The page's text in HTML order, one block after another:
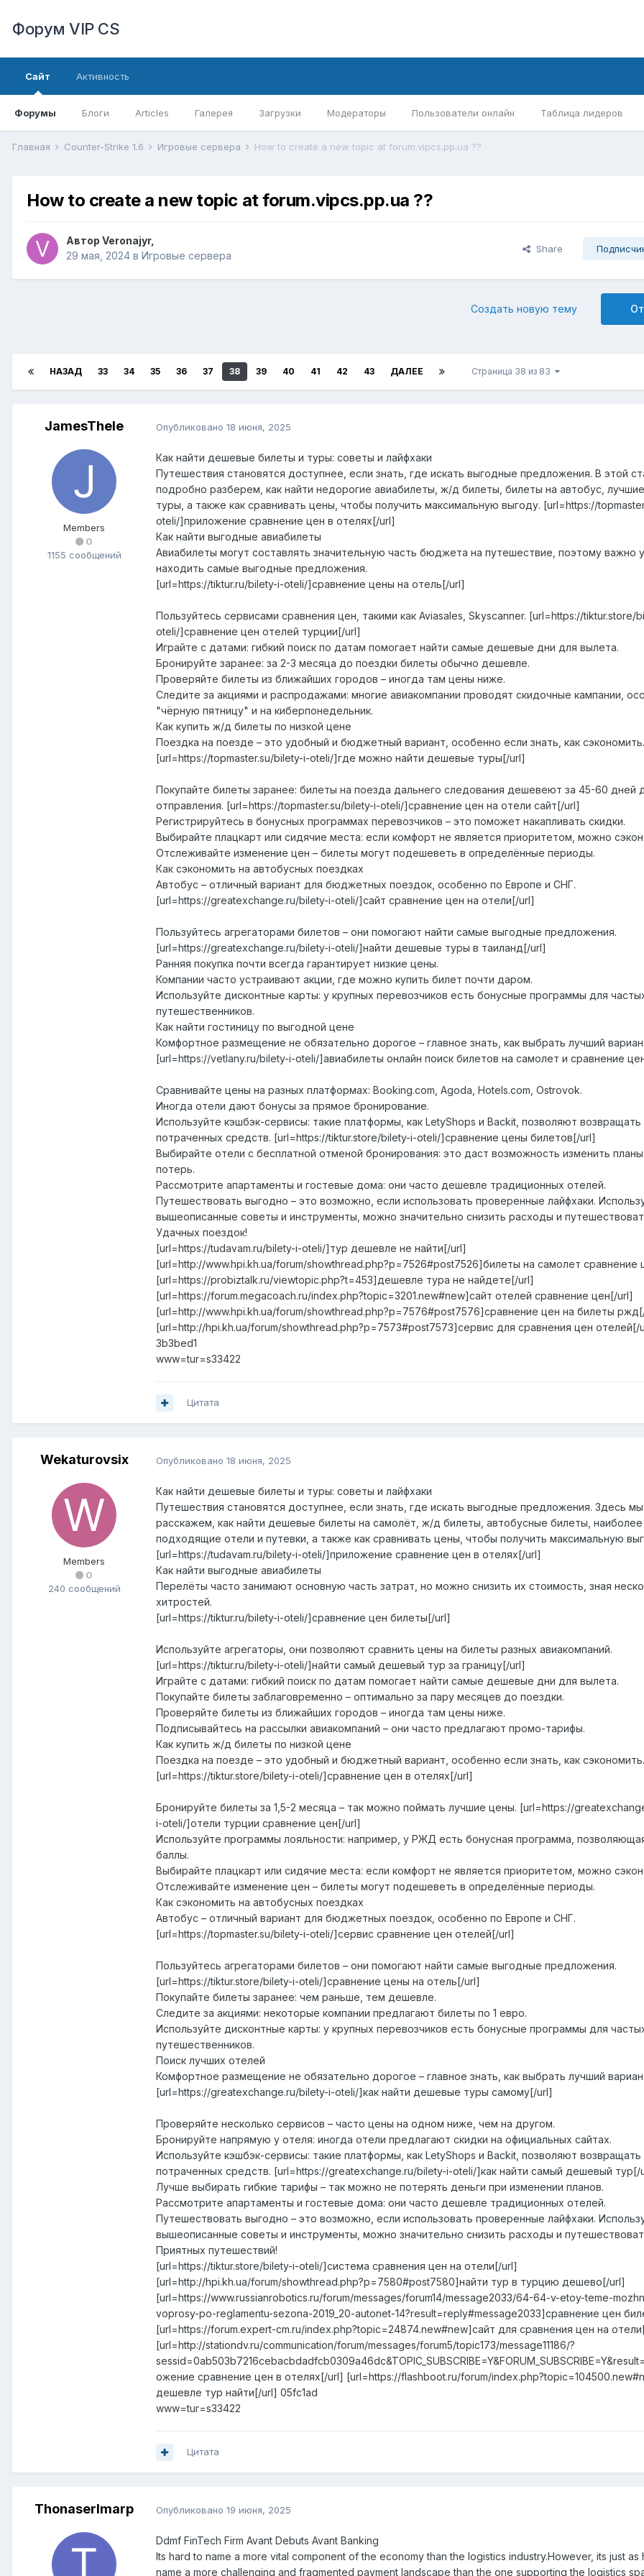
Форум VIP CS
Сайт
Форумы Блоги Articles Галерея Загрузки Модераторы Пользователи онлайн Таблица лидеров
Активность
Главная Counter-Strike 1.6 Игровые сервера How to create a new topic at forum.vipcs.pp.ua ??
How to create a new topic at forum.vipcs.pp.ua ??
Автор Veronajyr,
29 мая, 2024 в Игровые сервера
Share
Создать новую тему
НАЗАД 33 34 35 36 37 38 39 40 41 42 43 ДАЛЕЕ Страница 38 из 83
JamesThele
Members
0
1155 сообщений
Опубликовано 18 июня, 2025
Как найти дешевые билеты и туры: советы и лайфхаки
Путешествия становятся доступнее, если знать, где искать выгодные предложения. В этой
подробно разберем, как найти недорогие авиабилеты, ж/д билеты, билеты на автобус,
туры, а также как сравнивать цены, чтобы получить максимальную выгоду. [url=https://
oteli/]приложение сравнение цен в отелях[/url]
Как найти выгодные авиабилеты
Авиабилеты могут составлять значительную часть бюджета на путешествие, поэтому важно
находить самые выгодные предложения.
[url=https://tiktur.ru/bilety-i-oteli/]сравнение цены на отель[/url]
Пользуйтесь сервисами сравнения цен, такими как Aviasales, Skyscanner. [url=https://tiktur.store/
oteli/]сравнение цен отелей турции[/url]
Играйте с датами: гибкий поиск по датам помогает найти самые дешевые дни для вылета.
Бронируйте заранее: за 2-3 месяца до поездки билеты обычно дешевле.
Проверяйте билеты из ближайших городов – иногда там цены ниже.
Следите за акциями и распродажами: многие авиакомпании проводят скидочные кампании,
"чёрную пятницу" и на киберпонедельник.
Как купить ж/д билеты по низкой цене
Поездка на поезде – это удобный и бюджетный вариант, особенно если знать, как сэкономить.
[url=https://topmaster.su/bilety-i-oteli/]где можно найти дешевые туры[/url]
Покупайте билеты заранее: билеты на поезда дальнего следования дешевеют за 45-60 дней
отправления. [url=https://topmaster.su/bilety-i-oteli/]сравнение цен на отели сайт[/url]
Регистрируйтесь в бонусных программах перевозчиков – это поможет накапливать скидки.
Выбирайте плацкарт или сидячие места: если комфорт не является приоритетом, можно
Отслеживайте изменение цен – билеты могут подешеветь в определённые периоды.
Как сэкономить на автобусных поездках
Автобус – отличный вариант для бюджетных поездок, особенно по Европе и СНГ.
[url=https://greatexchange.ru/bilety-i-oteli/]сайт сравнение цен на отели[/url]
Пользуйтесь агрегаторами билетов – они помогают найти самые выгодные предложения.
[url=https://greatexchange.ru/bilety-i-oteli/]найти дешевые туры в таиланд[/url]
Ранняя покупка почти всегда гарантирует низкие цены.
Компании часто устраивают акции, где можно купить билет почти даром.
Используйте дисконтные карты: у крупных перевозчиков есть бонусные программы для
путешественников.
Как найти гостиницу по выгодной цене
Комфортное размещение не обязательно дорогое – главное знать, как выбрать лучший
[url=https://vetlany.ru/bilety-i-oteli/]авиабилеты онлайн поиск билетов на самолет и сравнение
Сравнивайте цены на разных платформах: Booking.com, Agoda, Hotels.com, Ostrovok.
Иногда отели дают бонусы за прямое бронирование.
Используйте кэшбэк-сервисы: такие платформы, как LetyShops и Backit, позволяют возвращать
потраченных средств. [url=https://tiktur.store/bilety-i-oteli/]сравнение цены билетов[/url]
Выбирайте отели с бесплатной отменой бронирования: это даст возможность изменить
потерь.
Рассмотрите апартаменты и гостевые дома: они часто дешевле традиционных отелей.
Путешествовать выгодно – это возможно, если использовать проверенные лайфхаки.
вышеописанные советы и инструменты, можно значительно снизить расходы и
Удачных поездок!
[url=https://tudavam.ru/bilety-i-oteli/]тур дешевле не найти[/url]
[url=http://www.hpi.kh.ua/forum/showthread.php?p=7526#post7526]билеты на самолет сравнение
[url=https://probiztalk.ru/viewtopic.php?t=453]дешевле тура не найдете[/url]
[url=https://forum.megacoach.ru/index.php?topic=3201.new#new]сайт отелей сравнение цен[/url]
[url=http://www.hpi.kh.ua/forum/showthread.php?p=7576#post7576]сравнение цен на билеты
[url=http://hpi.kh.ua/forum/showthread.php?p=7573#post7573]сервис для сравнения цен отелей[/
3b3bed1
www=tur=s33422
Цитата
Wekaturovsix
Members
0
240 сообщений
Опубликовано 18 июня, 2025
Как найти дешевые билеты и туры: советы и лайфхаки
Путешествия становятся доступнее, если знать, где искать выгодные предложения. Здесь мы
расскажем, как найти дешевые билеты на самолёт, ж/д билеты, автобусные билеты, наиболее
подходящие отели и путевки, а также как сравнивать цены, чтобы получить максимальную
[url=https://tudavam.ru/bilety-i-oteli/]приложение сравнение цен в отелях[/url]
Как найти выгодные авиабилеты
Перелёты часто занимают основную часть затрат, но можно снизить их стоимость, зная
хитростей.
[url=https://tiktur.ru/bilety-i-oteli/]сравнение цен билеты[/url]
Используйте агрегаторы, они позволяют сравнить цены на билеты разных авиакомпаний.
[url=https://tiktur.ru/bilety-i-oteli/]найти самый дешевый тур за границу[/url]
Играйте с датами: гибкий поиск по датам помогает найти самые дешевые дни для вылета.
Покупайте билеты заблаговременно – оптимально за пару месяцев до поездки.
Проверяйте билеты из ближайших городов – иногда там цены ниже.
Подписывайтесь на рассылки авиакомпаний – они часто предлагают промо-тарифы.
Как купить ж/д билеты по низкой цене
Поездка на поезде – это удобный и бюджетный вариант, особенно если знать, как сэкономить.
[url=https://tiktur.store/bilety-i-oteli/]сравнение цен в отелях[/url]
Бронируйте билеты за 1,5-2 месяца – так можно поймать лучшие цены. [url=https://
i-oteli/]отели турции сравнение цен[/url]
Используйте программы лояльности: например, у РЖД есть бонусная программа,
баллы.
Выбирайте плацкарт или сидячие места: если комфорт не является приоритетом, можно
Отслеживайте изменение цен – билеты могут подешеветь в определённые периоды.
Как сэкономить на автобусных поездках
Автобус – отличный вариант для бюджетных поездок, особенно по Европе и СНГ.
[url=https://topmaster.su/bilety-i-oteli/]сервис сравнение цен отелей[/url]
Пользуйтесь агрегаторами билетов – они помогают найти самые выгодные предложения.
[url=https://tiktur.store/bilety-i-oteli/]сравнение цены на отель[/url]
Покупайте билеты заранее: чем раньше, тем дешевле.
Следите за акциями: некоторые компании предлагают билеты по 1 евро.
Используйте дисконтные карты: у крупных перевозчиков есть бонусные программы для
путешественников.
Поиск лучших отелей
Комфортное размещение не обязательно дорогое – главное знать, как выбрать лучший
[url=https://greatexchange.ru/bilety-i-oteli/]как найти дешевые туры самому[/url]
Проверяйте несколько сервисов – часто цены на одном ниже, чем на другом.
Бронируйте напрямую у отеля: иногда отели предлагают скидки на официальных сайтах.
Используйте кэшбэк-сервисы: такие платформы, как LetyShops и Backit, позволяют возвращать
потраченных средств. [url=https://greatexchange.ru/bilety-i-oteli/]как найти самый дешевый тур[/
Лучше выбирать гибкие тарифы – так можно не потерять деньги при изменении планов.
Рассмотрите апартаменты и гостевые дома: они часто дешевле традиционных отелей.
Путешествовать выгодно – это возможно, если использовать проверенные лайфхаки.
вышеописанные советы и инструменты, можно значительно снизить расходы и
Приятных путешествий!
[url=https://tiktur.store/bilety-i-oteli/]система сравнения цен на отели[/url]
[url=http://hpi.kh.ua/forum/showthread.php?p=7580#post7580]найти тур в турцию дешево[/url]
[url=https://www.russianrobotics.ru/forum/messages/forum14/message2033/64-64-v-etoy-teme-
voprosy-po-reglamentu-sezona-2019_20-autonet-14?result=reply#message2033]сравнение цен
[url=https://forum.expert-cm.ru/index.php?topic=24874.new#new]сайт для сравнения цен на
[url=http://stationdv.ru/communication/forum/messages/forum5/topic173/message11186/?
ожение сравнение цен в отелях[/url] [url=https://flashboot.ru/forum/
дешевле тур найти[/url] 05fc1ad
www=tur=s33422
Цитата
ThonaserImarp Опубликовано 19 июня, 2025
Ddmf FinTech Firm Avant Debuts Avant Banking
Its hard to name a more vital component of the economy than the logistics industry.However, its just as
name a more challenging and fragmented payment landscape than the one supporting the logistics